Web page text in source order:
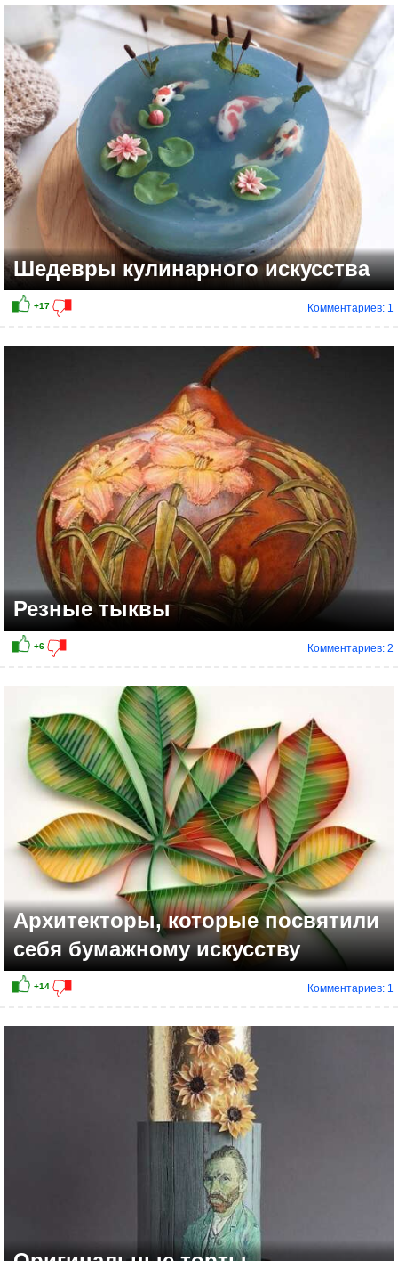
Шедевры кулинарного искусства
Комментариев: 1
Резные тыквы
Комментариев: 2
Архитекторы, которые посвятили
себя бумажному искусству
Комментариев: 1